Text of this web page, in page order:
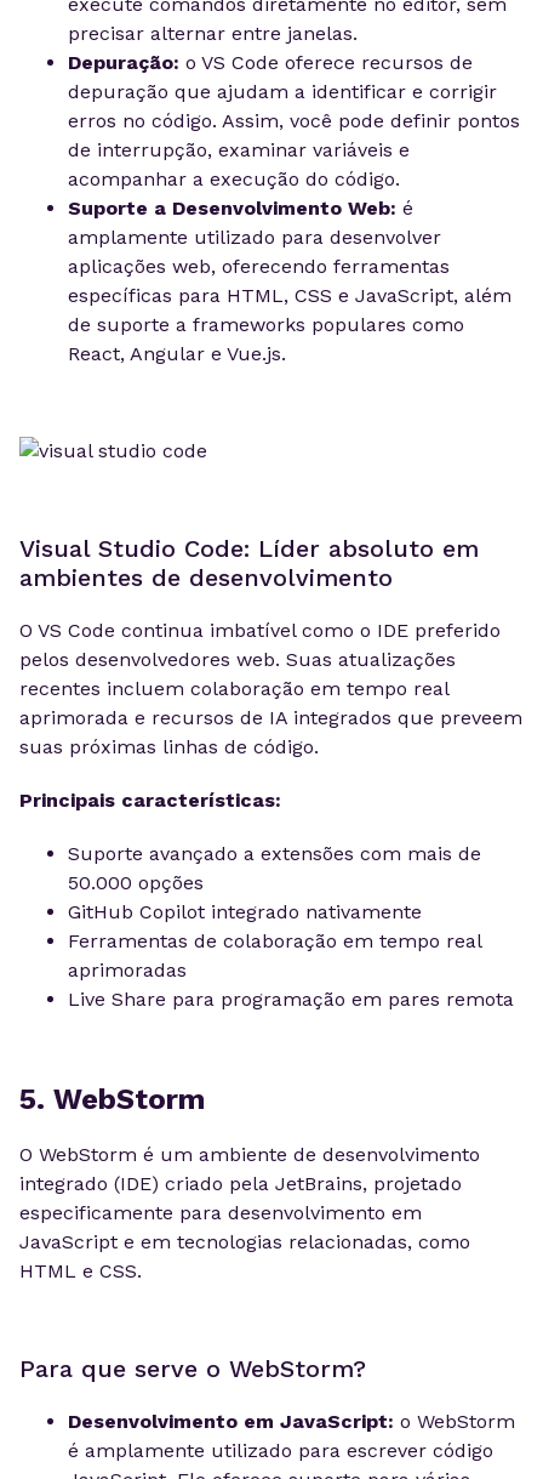
precisar alternar entre janelas.
Depuração: o VS Code oferece recursos de
depuração que ajudam a identificar e corrigir
erros no código. Assim, você pode definir pontos
de interrupção, examinar variáveis e
acompanhar a execução do código.
Suporte a Desenvolvimento Web: é
amplamente utilizado para desenvolver
aplicações web, oferecendo ferramentas
específicas para HTML, CSS e JavaScript, além
de suporte a frameworks populares como
React, Angular e Vue.js.
Visual Studio Code: Líder absoluto em
ambientes de desenvolvimento
O VS Code continua imbatível como o IDE preferido
pelos desenvolvedores web. Suas atualizações
recentes incluem colaboração em tempo real
aprimorada e recursos de IA integrados que preveem
suas próximas linhas de código.
Principais características:
Suporte avançado a extensões com mais de
50.000 opções
GitHub Copilot integrado nativamente
Ferramentas de colaboração em tempo real
aprimoradas
Live Share para programação em pares remota
5. WebStorm
O WebStorm é um ambiente de desenvolvimento
integrado (IDE) criado pela JetBrains, projetado
especificamente para desenvolvimento em
JavaScript e em tecnologias relacionadas, como
HTML e CSS.
Para que serve o WebStorm?
Desenvolvimento em JavaScript: o WebStorm
é amplamente utilizado para escrever código